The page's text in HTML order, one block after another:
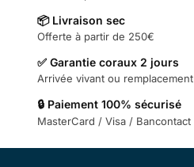
📦 Livraison sec
Offerte à partir de 250€
✅ Garantie coraux 2 jours
Arrivée vivant ou remplacement
🔒 Paiement 100% sécurisé
MasterCard / Visa / Bancontact